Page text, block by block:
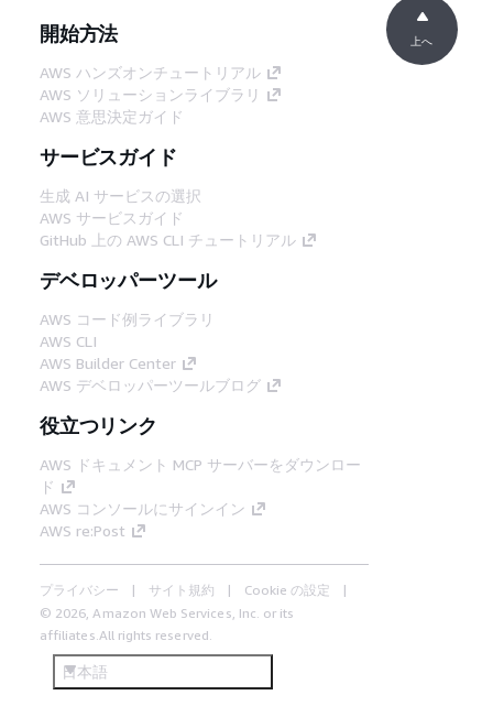
開始方法
AWS ハンズオンチュートリアル
AWS ソリューションライブラリ
AWS 意思決定ガイド
サービスガイド
生成 AI サービスの選択
AWS サービスガイド
GitHub 上の AWS CLI チュートリアル
デベロッパーツール
AWS コード例ライブラリ
AWS CLI
AWS Builder Center
AWS デベロッパーツールブログ
役立つリンク
AWS ドキュメント MCP サーバーをダウンロー
ド
AWS コンソールにサインイン
AWS re:Post
プライバシー サイト規約
Cookie の設定
© 2026, Amazon Web Services, Inc. or its
affiliates.All rights reserved.
日本語
上へ